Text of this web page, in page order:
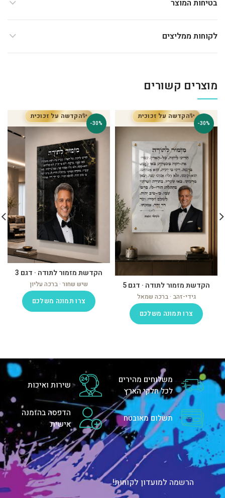
בטיחות המוצר
לקוחות ממליצים
מוצרים קשורים
✨הקדשה על זכוכית
-30%
הקדשת מזמור לתודה · דגם 5
גידי-זהב · ברכה שמאל
צרו תמונה משלכם
✨הקדשה על זכוכית
-30%
הקדשת מזמור לתודה · דגם 3
שיש שחור · ברכה עליון
צרו תמונה משלכם
משלוחים מהירים
לכל חלקי הארץ
שירות ואיכות
תשלום מאובטח
הדפסה בהזמנה
אישית
הרשמה למועדון לקוחות!